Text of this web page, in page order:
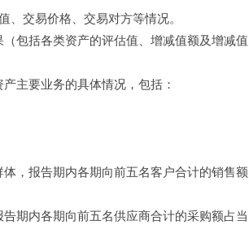
易价格、交易对方等情况。
包括各类资产的评估值、增减值额及增减值
主要业务的具体情况，包括：
，报告期内各期向前五名客户合计的销售额
期内各期向前五名供应商合计的采购额占当